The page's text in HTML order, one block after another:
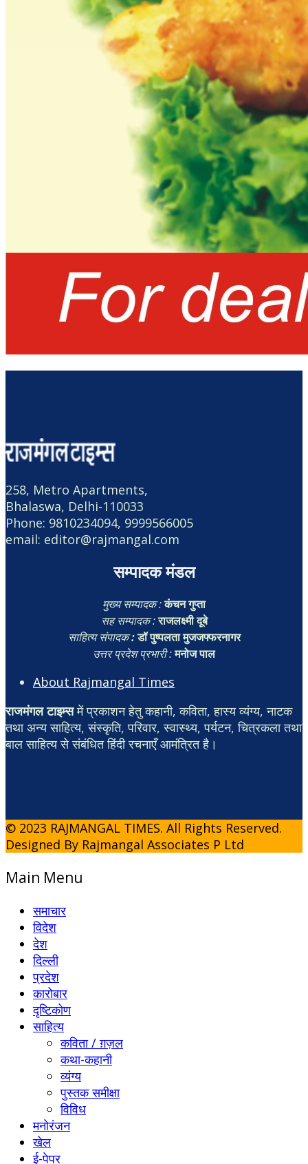
258, Metro Apartments,
Bhalaswa, Delhi-110033
Phone: 9810234094, 9999566005
email: editor@rajmangal.com
सम्पादक मंडल
मुख्य सम्पादक :कंचन गुप्ता
सह सम्पादक :राजलक्ष्मी दूबे
साहित्य संपादक:डॉ पुष्पलता मुजजफ्फरनागर
उत्तर प्रदेश प्रभारी :मनोज पाल
About Rajmangal Times
राजमंगल टाइम्समें प्रकाशन हेतु कहानी, कविता, हास्य व्यंग्य, नाटक
तथा अन्य साहित्य, संस्कृति, परिवार, स्वास्थ्य, पर्यटन, चित्रकला तथा
बाल साहित्य से संबंधित हिंदी रचनाएँ आमंत्रित है।
© 2023 RAJMANGAL TIMES. All Rights Reserved.
Designed By Rajmangal Associates P Ltd
Main Menu
समाचार
विदेश
देश
दिल्ली
प्रदेश
कारोबार
दृष्टिकोण
साहित्य
कविता / ग़ज़ल
कथा-कहानी
व्यंग्य
पुस्तक समीक्षा
विविध
मनोरंजन
खेल
ई-पेपर